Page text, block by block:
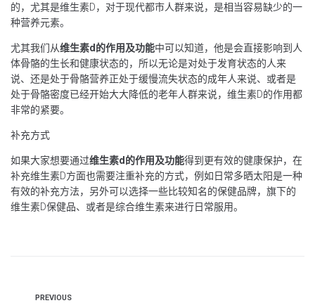
的，尤其是维生素D，对于现代都市人群来说，是相当容易缺少的一
种营养元素。
尤其我们从维生素d 的作用及功能中可以知道，他是会直接影响到人
体骨骼的生长和健康状态的，所以无论是对处于发育状态的人来
说、还是处于骨骼营养正处于缓慢流失状态的成年人来说、或者是
处于骨骼密度已经开始大大降低的老年人群来说，维生素D的作用都
非常的紧要。
补充方式
如果大家想要通过维生素d 的作用及功能得到更有效的健康保护，在
补充维生素D方面也需要注重补充的方式，例如日常多晒太阳是一种
有效的补充方法，另外可以选择一些比较知名的保健品牌，旗下的
维生素D保健品、或者是综合维生素来进行日常服用。
PREVIOUS